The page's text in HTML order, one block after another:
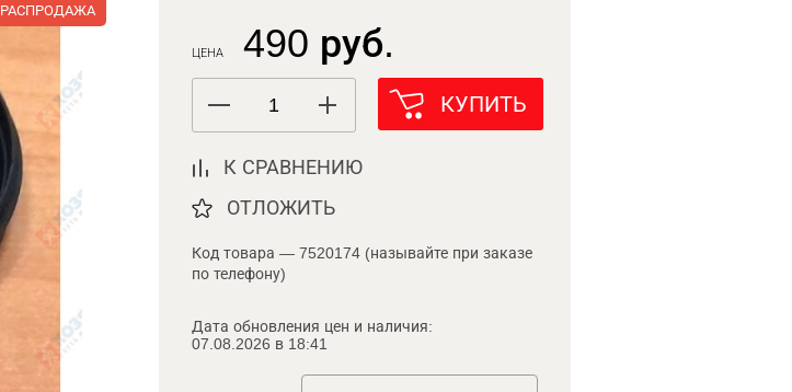
РАСПРОДАЖА
ЦЕНА 490 руб.
КУПИТЬ
К СРАВНЕНИЮ
ОТЛОЖИТЬ
Код товара — 7520174 (называйте при заказе
по телефону)
Дата обновления цен и наличия:
07.08.2026 в 18:41